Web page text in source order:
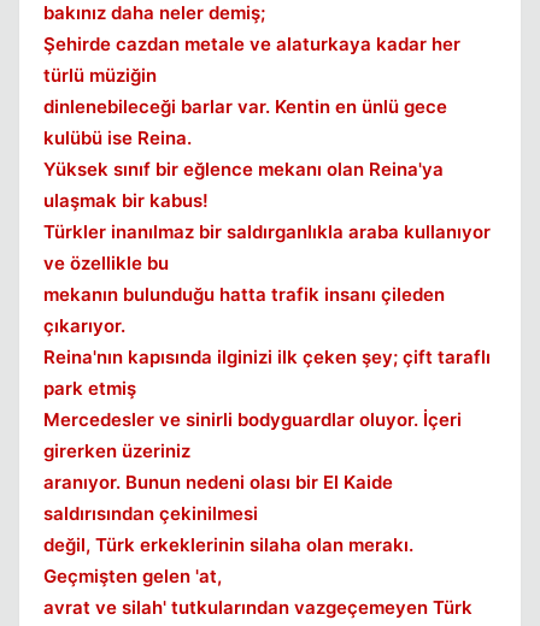
bakınız daha neler demiş;
Şehirde cazdan metale ve alaturkaya kadar her
türlü müziğin
dinlenebileceği barlar var. Kentin en ünlü gece
kulübü ise Reina.
Yüksek sınıf bir eğlence mekanı olan Reina'ya
ulaşmak bir kabus!
Türkler inanılmaz bir saldırganlıkla araba kullanıyor
ve özellikle bu
mekanın bulunduğu hatta trafik insanı çileden
çıkarıyor.
Reina'nın kapısında ilginizi ilk çeken şey; çift taraflı
park etmiş
Mercedesler ve sinirli bodyguardlar oluyor. İçeri
girerken üzeriniz
aranıyor. Bunun nedeni olası bir El Kaide
saldırısından çekinilmesi
değil, Türk erkeklerinin silaha olan merakı.
Geçmişten gelen 'at,
avrat ve silah' tutkularından vazgeçemeyen Türk